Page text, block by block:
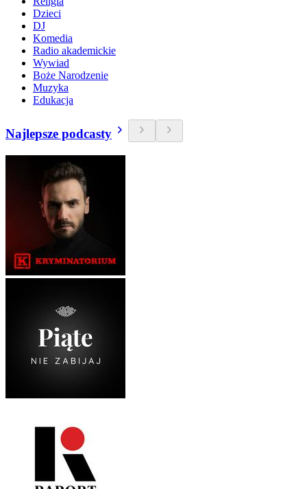
Dzieci
DJ
Komedia
Radio akademickie
Wywiad
Boże Narodzenie
Muzyka
Edukacja
Najlepsze podcasty